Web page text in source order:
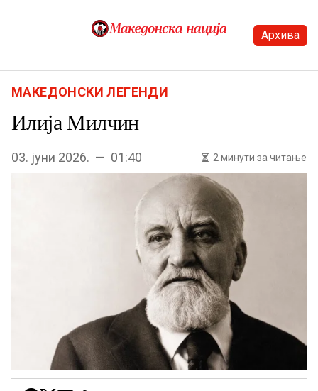
Архива
МАКЕДОНСКИ ЛЕГЕНДИ
Илија Милчин
03. јуни 2026. — 01:40 2 минути за читање